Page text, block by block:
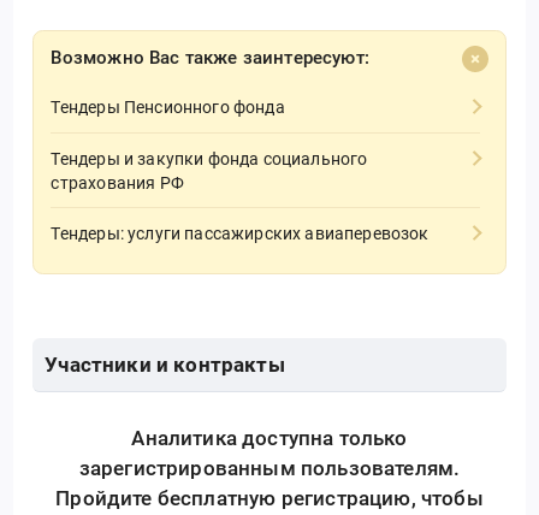
Возможно Вас также заинтересуют:
Тендеры Пенсионного фонда
Тендеры и закупки фонда социального
страхования РФ
Тендеры: услуги пассажирских авиаперевозок
Участники и контракты
Аналитика доступна только
зарегистрированным пользователям.
Пройдите бесплатную регистрацию, чтобы